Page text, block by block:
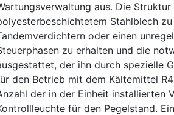
aus. Die
Stahlblech
oder einen
zu erhalten und die
der ihn durch spezielle
den Betrieb mit dem Kältemittel
der in der Einheit installierten
für den Pegelstand.